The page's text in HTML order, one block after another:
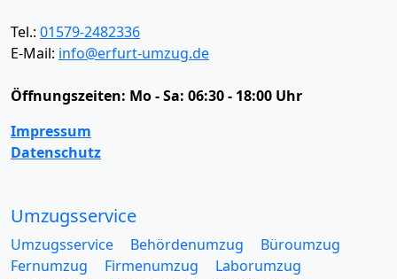
Tel.: 01579-2482336
E-Mail: info@erfurt-umzug.de
Öffnungszeiten: Mo - Sa: 06:30 - 18:00 Uhr
Impressum
Datenschutz
Umzugsservice
Umzugsservice Behördenumzug
Büroumzug
Fernumzug
Firmenumzug
Laborumzug